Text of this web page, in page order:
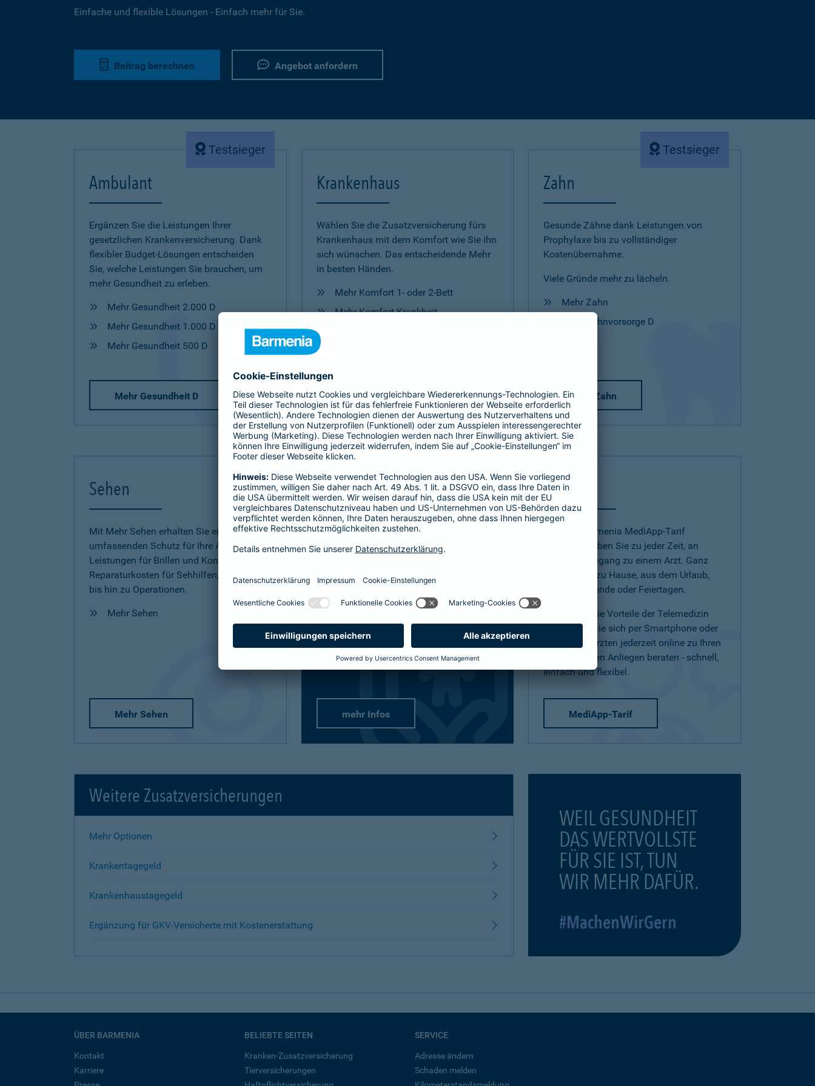
Einfache und flexible Lösungen - Einfach mehr für Sie.
Beitrag berechnen Angebot anfordern
Testsieger
Ambulant
Ergänzen Sie die Leistungen Ihrer
gesetzlichen Krankenversicherung. Dank
flexibler Budget-Lösungen entscheiden
Sie, welche Leistungen Sie brauchen, um
mehr Gesundheit zu erleben.
Mehr Gesundheit 2.000 D
Mehr Gesundheit 1.000 D
Mehr Gesundheit 500 D
Mehr Gesundheit D
Krankenhaus
Wählen Sie die Zusatzversicherung fürs
Krankenhaus mit dem Komfort wie Sie ihn
sich wünschen. Das entscheidende Mehr
in besten Händen.
Mehr Komfort 1- oder 2-Bett
Mehr Komfort Krankheit
Mehr Komfort
Testsieger
Zahn
Gesunde Zähne dank Leistungen von
Prophylaxe bis zu vollständiger
Kostenübernahme.
Viele Gründe mehr zu lächeln.
Mehr Zahn
Mehr Zahnvorsorge D
Mehr Zahn
Sehen
Mit Mehr Sehen erhalten Sie einen
umfassenden Schutz für Ihre Augen inkl.
Leistungen für Brillen und Kontaktlinsen,
Reparaturkosten für Sehhilfen, Vorsorge
bis hin zu Operationen.
Mehr Sehen
Mehr Sehen
Versicherungen für Kinder
Jedes Kind ist einzigartig. Damit es
definitiv den bestmöglichen Schutz
vielfältig und flexibel.
Passend-für-Kinder-Schutz: Wählen Sie
stellen Sie sich gezielt die Produkte
zusammen.
mehr Infos
Telearzt
Mit dem Barmenia MediApp-Tarif
(Telearzt) haben Sie zu jeder Zeit, an
jedem Ort Zugang zu einem Arzt. Ganz
einfach von zu Hause, aus dem Urlaub,
am Wochenende oder Feiertagen.
Nutzen Sie die Vorteile der Telemedizin
und lassen Sie sich per Smartphone oder
Tablet von Ärzten jederzeit online zu Ihren
medizinischen Anliegen beraten - schnell,
einfach und flexibel.
MediApp-Tarif
Weitere Zusatzversicherungen
Mehr Optionen
Krankentagegeld
Krankenhaustagegeld
Ergänzung für GKV-Versicherte mit Kostenerstattung
WEIL GESUNDHEIT
DAS WERTVOLLSTE
FÜR SIE IST, TUN
WIR MEHR DAFÜR.
#MachenWirGern
ÜBER BARMENIA
Kontakt
Karriere
BELIEBTE SEITEN
Kranken-Zusatzversicherung
Tierversicherungen
SERVICE
Adresse ändern
Schaden melden